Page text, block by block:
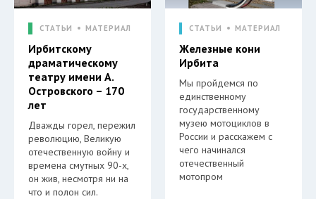
СТАТЬИ МАТЕРИАЛ
Ирбитскому
драматическому
театру имени А.
Островского – 170
лет
Дважды горел, пережил
революцию, Великую
отечественную войну и
времена смутных 90-х,
он жив, несмотря ни на
что и полон сил.
СТАТЬИ МАТЕРИАЛ
Железные кони
Ирбита
Мы пройдемся по
единственному
государственному
музею мотоциклов в
России и расскажем с
чего начинался
отечественный
мотопром